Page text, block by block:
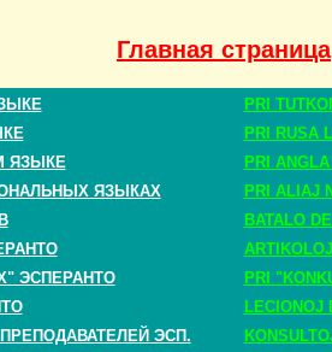
Главная страница
PRI
PRI RUSA
ЯЗЫКЕ
PRI
ЯЗЫКАХ
PRI ALIAJ
BATALO
ЭСПЕРАНТО
PRI
LECIONOJ
ЭСП.